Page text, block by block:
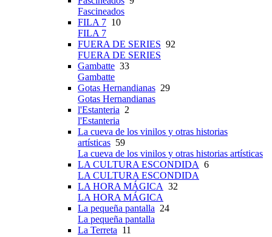
Fascineados
FILA 7 10
FILA 7
FUERA DE SERIES 92
FUERA DE SERIES
Gambatte 33
Gambatte
Gotas Hernandianas 29
Gotas Hernandianas
l'Estanteria 2
l'Estanteria
La cueva de los vinilos y otras historias
artísticas 59
La cueva de los vinilos y otras historias artísticas
LA CULTURA ESCONDIDA 6
LA CULTURA ESCONDIDA
LA HORA MÁGICA 32
LA HORA MÁGICA
La pequeña pantalla 24
La pequeña pantalla
La Terreta 11